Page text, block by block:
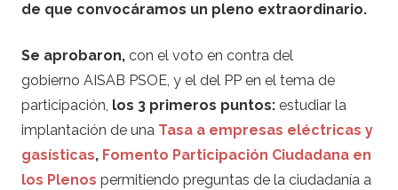
de que convocáramos un pleno extraordinario.
Se aprobaron, con el voto en contra del
gobierno AISAB PSOE, y el del PP en el tema de
participación, los 3 primeros puntos: estudiar la
implantación de una Tasa a empresas eléctricas y
gasísticas, Fomento Participación Ciudadana en
los Plenos permitiendo preguntas de la ciudadanía a